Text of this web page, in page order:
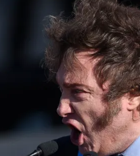
no tienen dónde
cooperación entre ambos países
los responsables de delitos